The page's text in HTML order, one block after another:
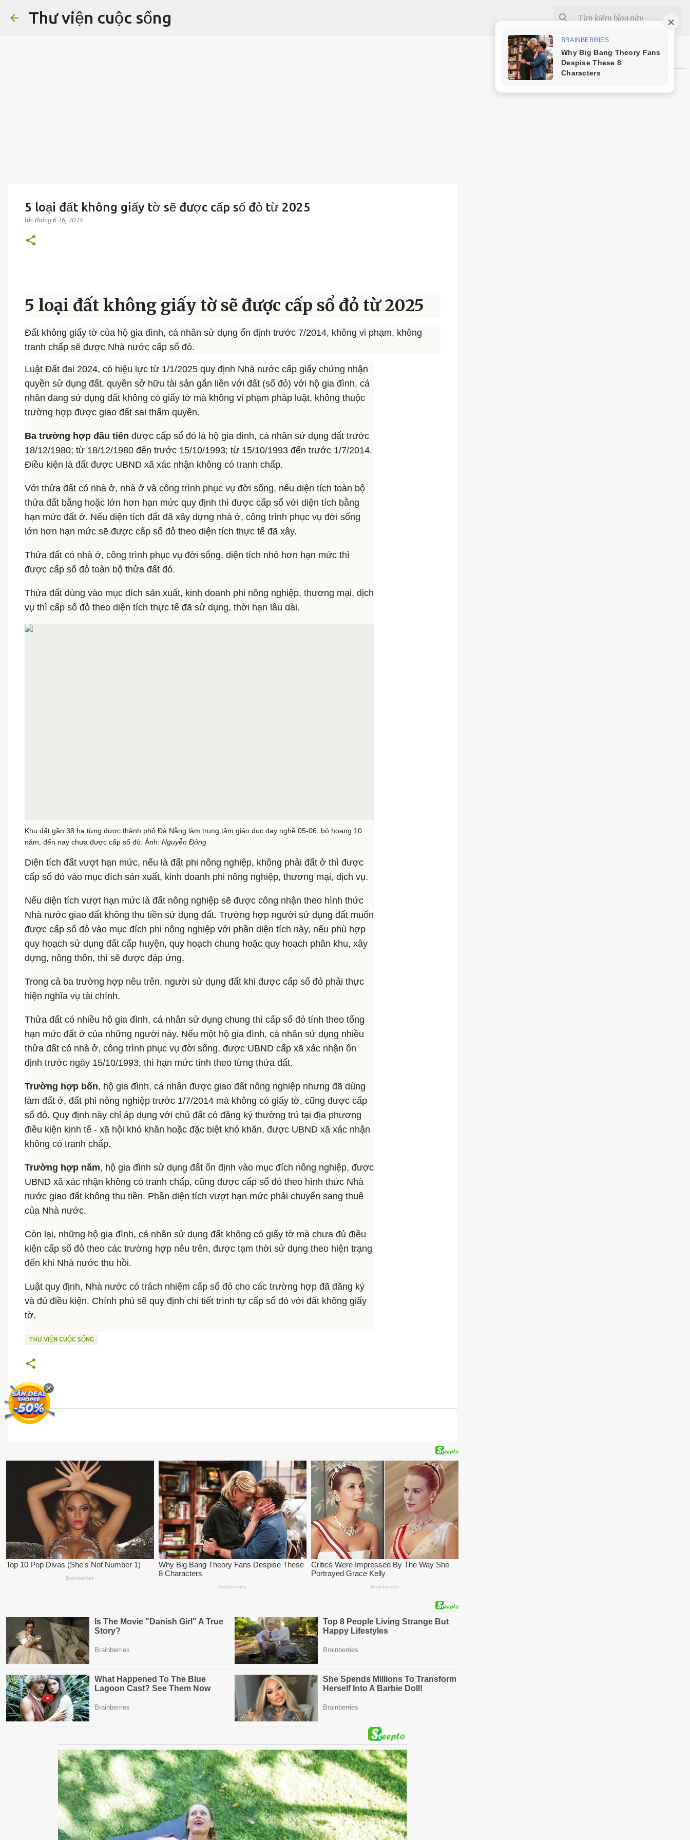
Thư viện cuộc sống
5 loại đất không giấy tờ sẽ được cấp sổ đỏ từ 2025
lúc tháng 6 26, 2024
5 loại đất không giấy tờ sẽ được cấp sổ đỏ từ 2025
Đất không giấy tờ của hộ gia đình, cá nhân sử dụng ổn định trước 7/2014, không vi phạm, không
tranh chấp sẽ được Nhà nước cấp sổ đỏ.
Luật Đất đai 2024, có hiệu lực từ 1/1/2025 quy định Nhà nước cấp giấy chứng nhận
quyền sử dụng đất, quyền sở hữu tài sản gắn liền với đất (sổ đỏ) với hộ gia đình, cá
nhân đang sử dụng đất không có giấy tờ mà không vi phạm pháp luật, không thuộc
trường hợp được giao đất sai thẩm quyền.
Ba trường hợp đầu tiên được cấp sổ đỏ là hộ gia đình, cá nhân sử dụng đất trước
18/12/1980; từ 18/12/1980 đến trước 15/10/1993; từ 15/10/1993 đến trước 1/7/2014.
Điều kiện là đất được UBND xã xác nhận không có tranh chấp.
Với thửa đất có nhà ở, nhà ở và công trình phục vụ đời sống, nếu diện tích toàn bộ
thửa đất bằng hoặc lớn hơn hạn mức quy định thì được cấp sổ với diện tích bằng
hạn mức đất ở. Nếu diện tích đất đã xây dựng nhà ở, công trình phục vụ đời sống
lớn hơn hạn mức sẽ được cấp sổ đỏ theo diện tích thực tế đã xây.
Thửa đất có nhà ở, công trình phục vụ đời sống, diện tích nhỏ hơn hạn mức thì
được cấp sổ đỏ toàn bộ thửa đất đó.
Thửa đất dùng vào mục đích sản xuất, kinh doanh phi nông nghiệp, thương mại, dịch
vụ thì cấp sổ đỏ theo diện tích thực tế đã sử dụng, thời hạn lâu dài.
Khu đất gần 38 ha từng được thành phố Đà Nẵng làm trung tâm giáo dục dạy nghề 05-06, bỏ hoang 10
năm, đến nay chưa được cấp sổ đỏ. Ảnh: Nguyễn Đông
Diện tích đất vượt hạn mức, nếu là đất phi nông nghiệp, không phải đất ở thì được
cấp sổ đỏ vào mục đích sản xuất, kinh doanh phi nông nghiệp, thương mại, dịch vụ.
Nếu diện tích vượt hạn mức là đất nông nghiệp sẽ được công nhận theo hình thức
Nhà nước giao đất không thu tiền sử dụng đất. Trường hợp người sử dụng đất muốn
được cấp sổ đỏ vào mục đích phi nông nghiệp với phần diện tích này, nếu phù hợp
quy hoạch sử dụng đất cấp huyện, quy hoạch chung hoặc quy hoạch phân khu, xây
dựng, nông thôn, thì sẽ được đáp ứng.
Trong cả ba trường hợp nêu trên, người sử dụng đất khi được cấp sổ đỏ phải thực
hiện nghĩa vụ tài chính.
Thửa đất có nhiều hộ gia đình, cá nhân sử dụng chung thì cấp sổ đỏ tính theo tổng
hạn mức đất ở của những người này. Nếu một hộ gia đình, cá nhân sử dụng nhiều
thửa đất có nhà ở, công trình phục vụ đời sống, được UBND cấp xã xác nhận ổn
định trước ngày 15/10/1993, thì hạn mức tính theo từng thửa đất.
Trường hợp bốn, hộ gia đình, cá nhân được giao đất nông nghiệp nhưng đã dùng
làm đất ở, đất phi nông nghiệp trước 1/7/2014 mà không có giấy tờ, cũng được cấp
sổ đỏ. Quy định này chỉ áp dụng với chủ đất có đăng ký thường trú tại địa phương
điều kiện kinh tế - xã hội khó khăn hoặc đặc biệt khó khăn, được UBND xã xác nhận
không có tranh chấp.
Trường hợp năm, hộ gia đình sử dụng đất ổn định vào mục đích nông nghiệp, được
UBND xã xác nhận không có tranh chấp, cũng được cấp sổ đỏ theo hình thức Nhà
nước giao đất không thu tiền. Phần diện tích vượt hạn mức phải chuyển sang thuê
của Nhà nước.
Còn lại, những hộ gia đình, cá nhân sử dụng đất không có giấy tờ mà chưa đủ điều
kiện cấp sổ đỏ theo các trường hợp nêu trên, được tạm thời sử dụng theo hiện trạng
đến khi Nhà nước thu hồi.
Luật quy định, Nhà nước có trách nhiệm cấp sổ đỏ cho các trường hợp đã đăng ký
và đủ điều kiện. Chính phủ sẽ quy định chi tiết trình tự cấp sổ đỏ với đất không giấy
tờ.
THƯ VIỆN CUỘC SỐNG
Shopee